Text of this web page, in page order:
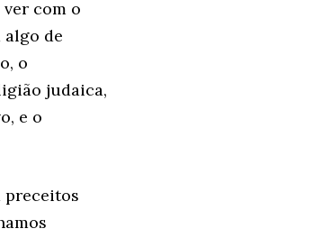
com o
de
o
judaica,
e o
preceitos